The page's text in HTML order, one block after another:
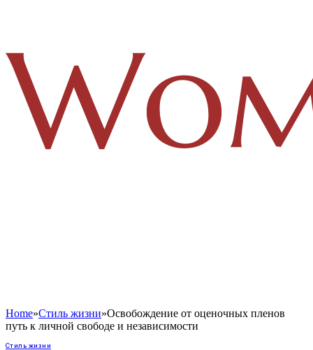
Home»Стиль жизни»Освобождение от оценочных пленов
путь к личной свободе и независимости
Стиль жизни